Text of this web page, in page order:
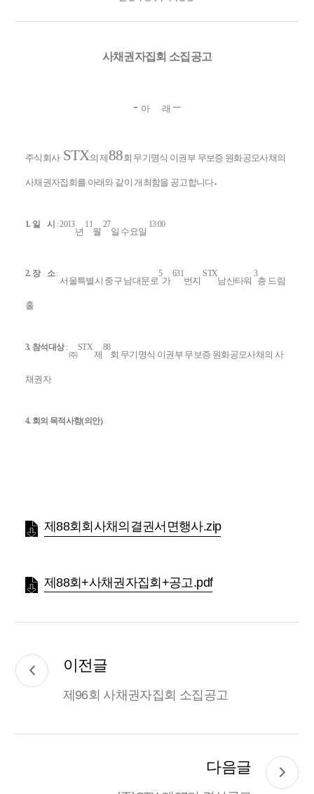
사채권자집회 소집공고
- 아 래 –
주식회사STX의 제 88회 무기명식 이권부 무보증 원화공모사채의
사채권자집회를 아래와 같이 개최함을 공고합니다.
1. 일 시 : 2013
년
11
월
27
일 수요일
13:00
2. 장 소:
서울특별시 중구 남대문로
5
가
631
번지
STX
남산타워
3
층 드림
홀
3. 참석대상:
㈜
STX
제
88
회 무기명식 이권부 무보증 원화공모사채의 사
채권자
4. 회의 목적사항(의안)
제88회회사채의결권서면행사.zip
제88회+사채권자집회+공고.pdf
이전글
제96회 사채권자집회 소집공고
다음글